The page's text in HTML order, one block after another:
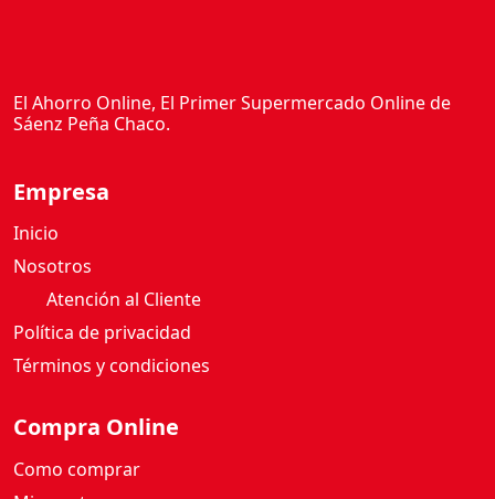
El Ahorro Online, El Primer Supermercado Online de
Sáenz Peña Chaco.
Empresa
Inicio
Nosotros
Atención al Cliente
Política de privacidad
Términos y condiciones
Compra Online
Como comprar